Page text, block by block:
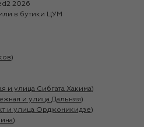
2026
в бутики ЦУМ
и улица Сибгата Хакима)
и улица Дальняя)
и улица Орджоникидзе)